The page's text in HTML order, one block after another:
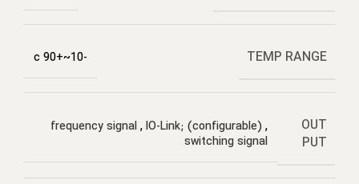
TEMP RANGE
-10~+90 c
OUT
PUT
frequency signal ,IO-Link; (configurable) ,
switching signal